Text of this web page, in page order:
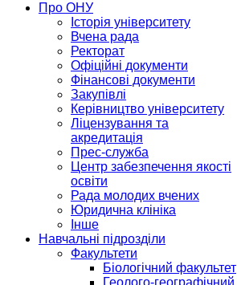
Про ОНУ
Історія університету
Вчена рада
Ректорат
Офіційні документи
Фінансові документи
Закупівлі
Керівництво університету
Ліцензування та
акредитація
Прес-служба
Центр забезпечення якості
освіти
Рада молодих вчених
Юридична клініка
Інше
Навчальні підрозділи
Факультети
Біологічний факультет
Геолого-географічний